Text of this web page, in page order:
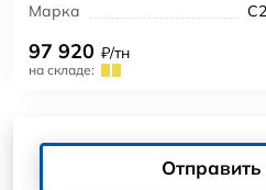
Марка
97 920 ₽/тн
на складе:
Отправить